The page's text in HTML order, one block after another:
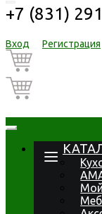
+7 (831)
Вход Регистрация